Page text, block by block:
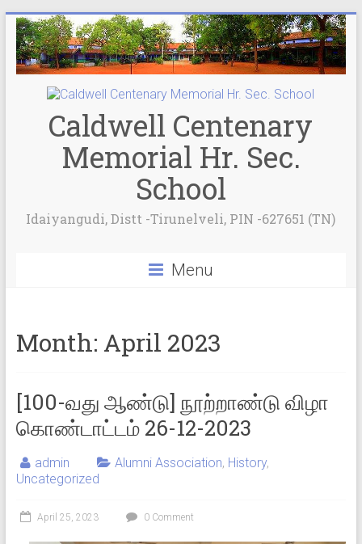
Caldwell Centenary
Memorial Hr. Sec.
School
Idaiyangudi, Distt -Tirunelveli, PIN -627651 (TN)
Menu
Month: April 2023
[100-வது ஆண்டு] நூற்றாண்டு விழா
கொண்டாட்டம் 26-12-2023
admin Alumni Association, History,
Uncategorized
April 25, 2023 0 Comment